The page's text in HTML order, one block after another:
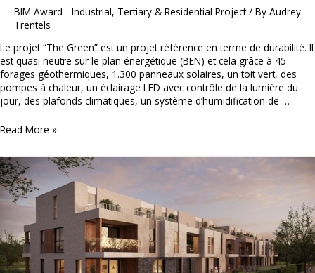
BIM Award - Industrial, Tertiary & Residential Project/ By Audrey
Trentels
Le projet “The Green” est un projet référence en terme de durabilité. Il
est quasi neutre sur le plan énergétique (BEN) et cela grâce à 45
forages géothermiques, 1.300 panneaux solaires, un toit vert, des
pompes à chaleur, un éclairage LED avec contrôle de la lumière du
jour, des plafonds climatiques, un système d’humidification de …
Vandenbussche
–
The
Green
Read More »